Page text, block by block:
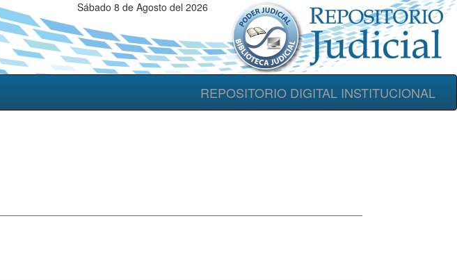
Sábado 8 de Agosto del 2026
REPOSITORIO DIGITAL INSTITUCIONAL